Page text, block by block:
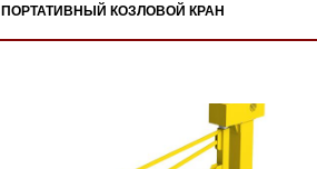
ПОРТАТИВНЫЙ КОЗЛОВОЙ КРАН